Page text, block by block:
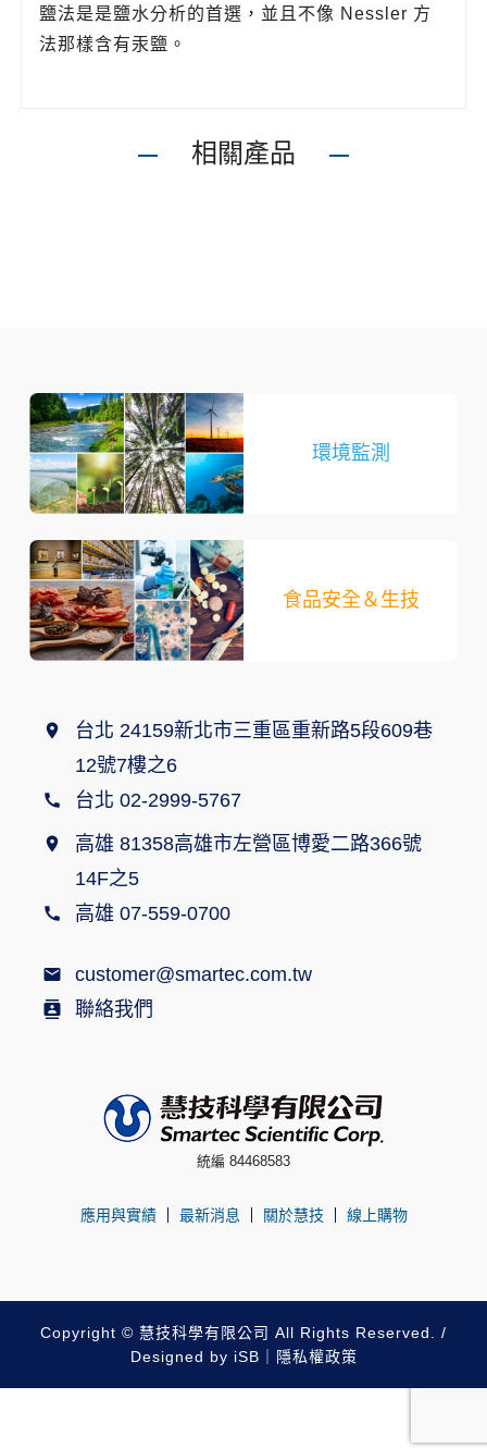
鹽法是是鹽水分析的首選，並且不像 Nessler 方
法那樣含有汞鹽。
相關產品
環境監測
食品安全＆生技
台北 24159新北市三重區重新路5段609巷
12號7樓之6
台北 02-2999-5767
高雄 81358高雄市左營區博愛二路366號
14F之5
高雄 07-559-0700
customer@smartec.com.tw
聯絡我們
統編 84468583
應用與實績 最新消息 關於慧技 線上購物
Copyright © 慧技科學有限公司 All Rights Reserved. /
Designed by iSB 隱私權政策